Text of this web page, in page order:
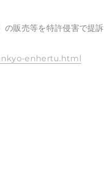
販売等を特許侵害で提訴
enhertu.html